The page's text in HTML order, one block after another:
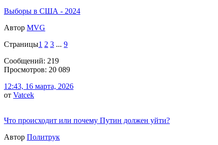
Выборы в США - 2024
Автор MVG
Страницы1 2 3 ... 9
Сообщений: 219
Просмотров: 20 089
12:43, 16 марта, 2026
от Vatcek
Что происходит или почему Путин должен уйти?
Автор Политрук